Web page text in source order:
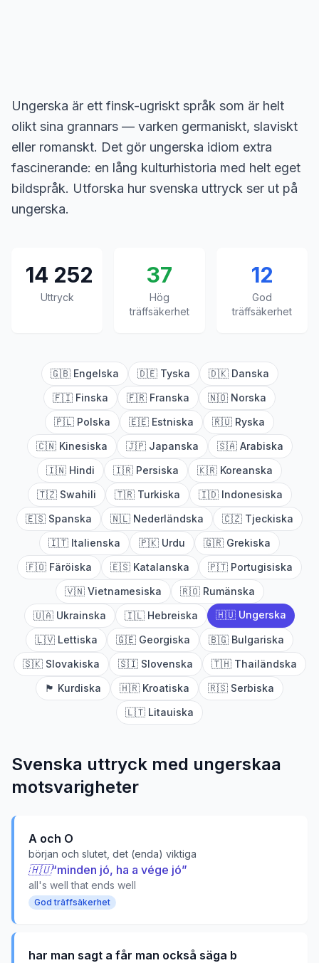
Ungerska är ett finsk-ugriskt språk som är helt
olikt sina grannars — varken germaniskt, slaviskt
eller romanskt. Det gör ungerska idiom extra
fascinerande: en lång kulturhistoria med helt eget
bildspråk. Utforska hur svenska uttryck ser ut på
ungerska.
14 252
Uttryck
37
Hög
träffsäkerhet
12
God
träffsäkerhet
🇬🇧 Engelska 🇩🇪 Tyska 🇩🇰 Danska
🇫🇮 Finska 🇫🇷 Franska 🇳🇴 Norska
🇵🇱 Polska 🇪🇪 Estniska 🇷🇺 Ryska
🇨🇳 Kinesiska 🇯🇵 Japanska 🇸🇦 Arabiska
🇮🇳 Hindi 🇮🇷 Persiska 🇰🇷 Koreanska
🇹🇿 Swahili 🇹🇷 Turkiska 🇮🇩 Indonesiska
🇪🇸 Spanska 🇳🇱 Nederländska 🇨🇿 Tjeckiska
🇮🇹 Italienska 🇵🇰 Urdu 🇬🇷 Grekiska
🇫🇴 Färöiska 🇪🇸 Katalanska 🇵🇹 Portugisiska
🇻🇳 Vietnamesiska 🇷🇴 Rumänska
🇺🇦 Ukrainska 🇮🇱 Hebreiska 🇭🇺 Ungerska
🇱🇻 Lettiska 🇬🇪 Georgiska 🇧🇬 Bulgariska
🇸🇰 Slovakiska 🇸🇮 Slovenska 🇹🇭 Thailändska
🏴 Kurdiska 🇭🇷 Kroatiska 🇷🇸 Serbiska
🇱🇹 Litauiska
Svenska uttryck med ungerskaa
motsvarigheter
A och O
början och slutet, det (enda) viktiga
🇭🇺“minden jó, ha a vége jó”
all's well that ends well
God träffsäkerhet
har man sagt a får man också säga b